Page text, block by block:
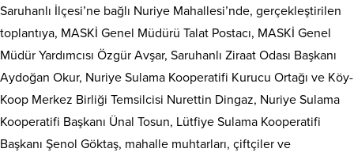
Saruhanlı İlçesi’ne bağlı Nuriye Mahallesi’nde, gerçekleştirilen
toplantıya, MASKİ Genel Müdürü Talat Postacı, MASKİ Genel
Müdür Yardımcısı Özgür Avşar, Saruhanlı Ziraat Odası Başkanı
Aydoğan Okur, Nuriye Sulama Kooperatifi Kurucu Ortağı ve Köy-
Koop Merkez Birliği Temsilcisi Nurettin Dingaz, Nuriye Sulama
Kooperatifi Başkanı Ünal Tosun, Lütfiye Sulama Kooperatifi
Başkanı Şenol Göktaş, mahalle muhtarları, çiftçiler ve